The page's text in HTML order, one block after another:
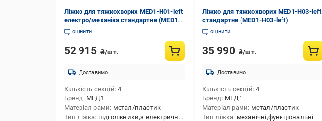
Ліжко для тяжкохворих MED1-H01-left
електро/механіка стандартне (MED1-
H01-left)
оцінити
52 915 ₴/шт.
Доставимо
Кількість секцій 4
Бренд МЕД1
Матеріал рами метал/пластик
Тип ліжка підголівники,з електричним приводом,аксесуари,механічні,функціональні
Ліжко для тяжкохворих MED1-H03-left
стандартне (MED1-H03-left)
оцінити
35 990 ₴/шт.
Доставимо
Кількість секцій 4
Бренд МЕД1
Матеріал рами метал/пластик
Тип ліжка механічні,функціональні